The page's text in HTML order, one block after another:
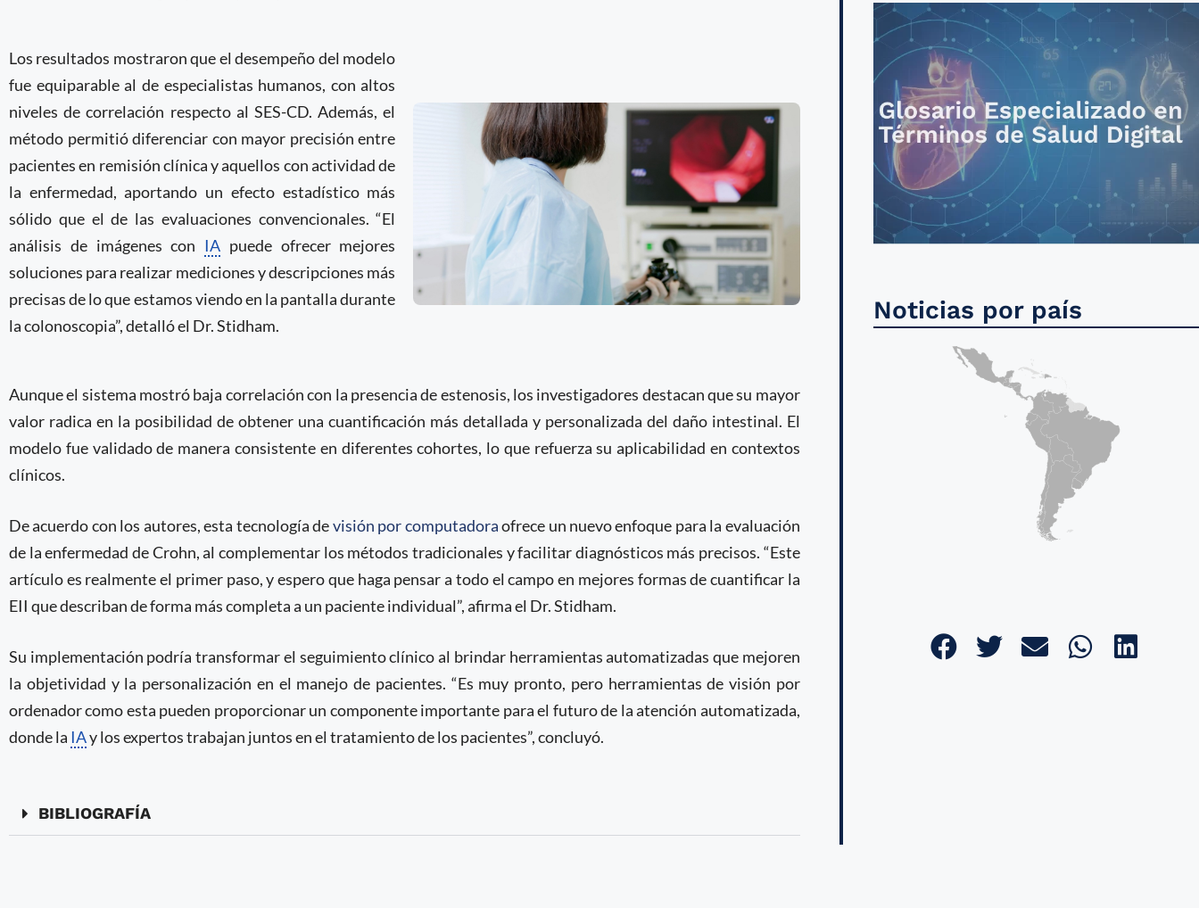
Los resultados mostraron que el desempeño del modelo
fue equiparable al de especialistas humanos, con altos
niveles de correlación respecto al SES-CD. Además, el
método permitió diferenciar con mayor precisión entre
pacientes en remisión clínica y aquellos con actividad de
la enfermedad, aportando un efecto estadístico más
sólido que el de las evaluaciones convencionales. “El
análisis de imágenes con IA puede ofrecer mejores
soluciones para realizar mediciones y descripciones más
precisas de lo que estamos viendo en la pantalla durante
la colonoscopia”, detalló el Dr. Stidham.
Aunque el sistema mostró baja correlación con la presencia de estenosis, los investigadores destacan que su mayor
valor radica en la posibilidad de obtener una cuantificación más detallada y personalizada del daño intestinal. El
modelo fue validado de manera consistente en diferentes cohortes, lo que refuerza su aplicabilidad en contextos
clínicos.
De acuerdo con los autores, esta tecnología devisión por computadoraofrece un nuevo enfoque para la evaluación
de la enfermedad de Crohn, al complementar los métodos tradicionales y facilitar diagnósticos más precisos. “Este
artículo es realmente el primer paso, y espero que haga pensar a todo el campo en mejores formas de cuantificar la
EII que describan de forma más completa a un paciente individual”, afirma el Dr. Stidham.
Su implementación podría transformar el seguimiento clínico al brindar herramientas automatizadas que mejoren
la objetividad y la personalización en el manejo de pacientes. “Es muy pronto, pero herramientas de visión por
ordenador como esta pueden proporcionar un componente importante para el futuro de la atención automatizada,
donde la IAy los expertos trabajan juntos en el tratamiento de los pacientes”, concluyó.
BIBLIOGRAFÍA
Noticias por país